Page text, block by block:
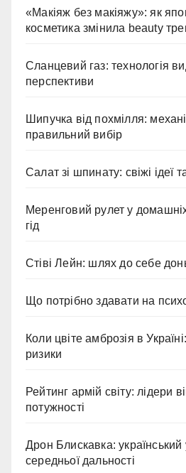
«Макіяж без макіяжу»: як
косметика змінила beauty
Сланцевий газ: технологія
перспективи
Шипучка від похмілля:
правильний вибір
Салат зі шпинату: свіжі ідеї
Меренговий рулет у
гід
Стіві Лейн: шлях до себе
Що потрібно здавати на
Коли цвіте амброзія в
ризики
Рейтинг армій світу: лідери
потужності
Дрон Блискавка:
середньої дальності